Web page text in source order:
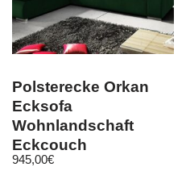
Polsterecke Orkan
Ecksofa
Wohnlandschaft
Eckcouch
Schlaffunktion
945,00€